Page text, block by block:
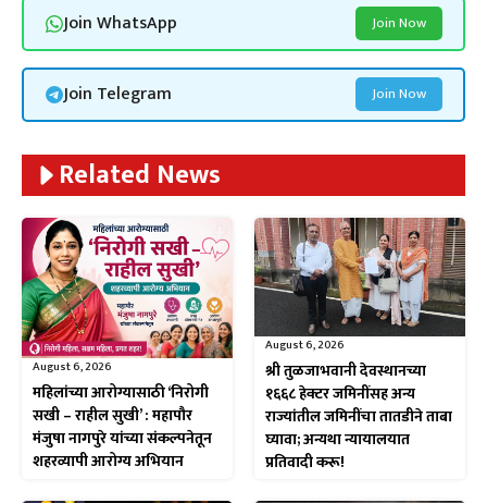
Join WhatsApp Join Now
Join Telegram Join Now
Related News
August 6, 2026
महिलांच्या आरोग्यासाठी ‘निरोगी
सखी – राहील सुखी’ : महापौर
मंजुषा नागपुरे यांच्या संकल्पनेतून
शहरव्यापी आरोग्य अभियान
August 6, 2026
श्री तुळजाभवानी देवस्थानच्या
१६६८ हेक्टर जमिनींसह अन्य
राज्यांतील जमिनींचा तातडीने ताबा
घ्यावा; अन्यथा न्यायालयात
प्रतिवादी करू!